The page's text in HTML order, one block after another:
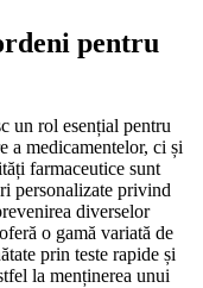
pentru
un rol esențial pentru
a medicamentelor, ci și
farmaceutice sunt
personalizate privind
diverselor
o gamă variată de
prin teste rapide și
la menținerea unui